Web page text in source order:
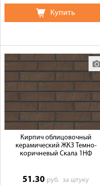
Купить
Кирпич облицовочный
керамический ЖКЗ Темно-
коричневый Скала 1НФ
51.30 руб.за штуку